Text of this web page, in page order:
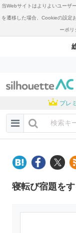
当Webサイトはよりよいユーザ
を遷移した場合、Cookieの設定
ーポリ
プレ
寝転び宿題を